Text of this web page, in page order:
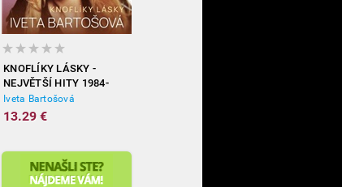
KNOFLÍKY LÁSKY -
NEJVĚTŠÍ HITY 1984-
2012
Iveta Bartošová
13.29 €